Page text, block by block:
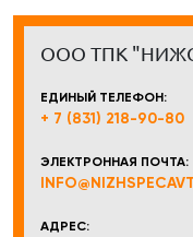
ООО ТПК
ЕДИНЫЙ ТЕЛЕФОН:
+ 7 (831) 218-90-80
ЭЛЕКТРОННАЯ ПОЧТА:
АДРЕС: